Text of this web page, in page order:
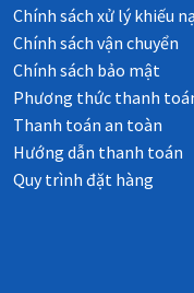
Chính sách xử lý khiếu
Chính sách vận chuyển
Chính sách bảo mật
Phương thức thanh
Thanh toán an toàn
Hướng dẫn thanh toán
Quy trình đặt hàng